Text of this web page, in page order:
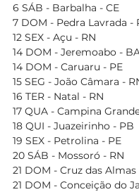
6 SÁB - Barbalha - CE
7 DOM - Pedra Lavrada -
12 SEX - Açu - RN
14 DOM - Jeremoabo -
14 DOM - Caruaru - PE
15 SEG - João Câmara -
16 TER - Natal - RN
17 QUA - Campina
18 QUI - Juazeirinho - PB
19 SEX - Petrolina - PE
20 SÁB - Mossoró - RN
21 DOM - Cruz das Almas
21 DOM - Conceição do